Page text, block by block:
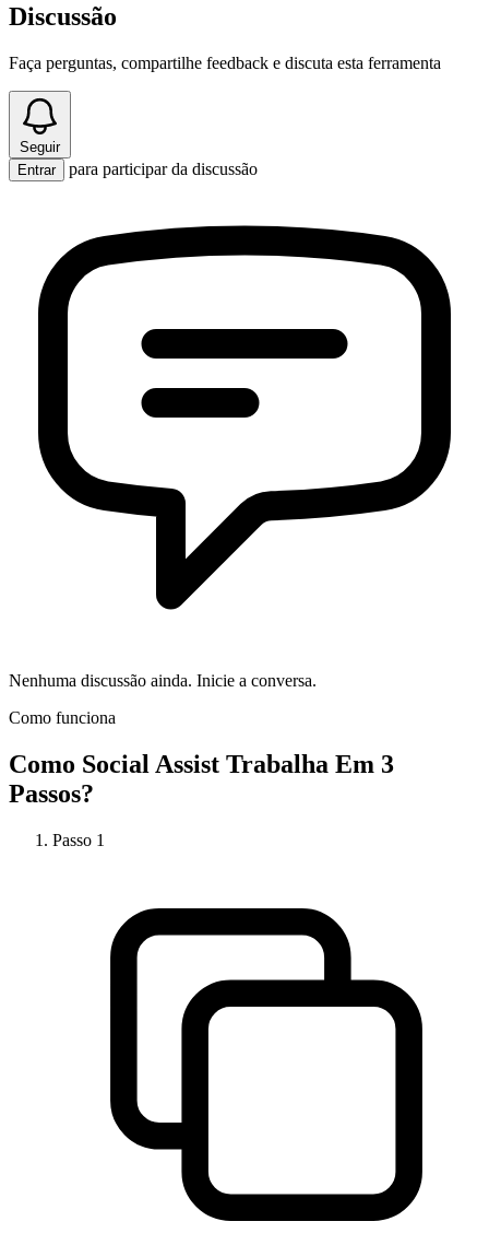
Discussão
Faça perguntas, compartilhe feedback e discuta esta ferramenta
Seguir
Entrar
para participar da discussão
Nenhuma discussão ainda. Inicie a conversa.
Como funciona
Como Social Assist Trabalha Em 3
Passos?
Passo 1